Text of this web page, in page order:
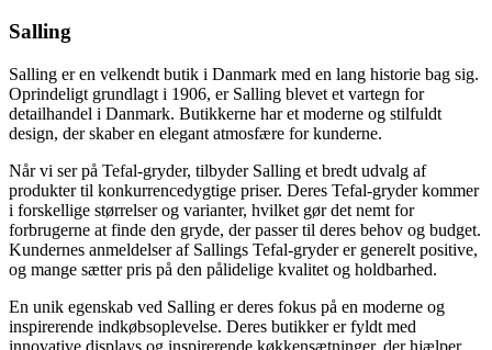
Salling
Salling er en velkendt butik i Danmark med en lang historie bag sig.
Oprindeligt grundlagt i 1906, er Salling blevet et vartegn for
detailhandel i Danmark. Butikkerne har et moderne og stilfuldt
design, der skaber en elegant atmosfære for kunderne.
Når vi ser på Tefal-gryder, tilbyder Salling et bredt udvalg af
produkter til konkurrencedygtige priser. Deres Tefal-gryder kommer
i forskellige størrelser og varianter, hvilket gør det nemt for
forbrugerne at finde den gryde, der passer til deres behov og budget.
Kundernes anmeldelser af Sallings Tefal-gryder er generelt positive,
og mange sætter pris på den pålidelige kvalitet og holdbarhed.
En unik egenskab ved Salling er deres fokus på en moderne og
inspirerende indkøbsoplevelse. Deres butikker er fyldt med
innovative displays og inspirerende køkkensætninger, der hjælper